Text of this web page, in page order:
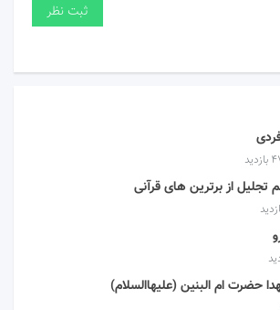
تجلیل از برترین های قرآنی
حضرت ام البنین (علیهاالسلام)